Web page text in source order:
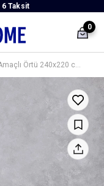
6 Taksit
0
Floral Cascade King Size Çok Amaçlı Örtü 240x220 cm Pembe